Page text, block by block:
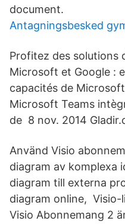
document.
Antagningsbesked
Profitez des solutions
Microsoft et Google :
capacités de
Microsoft Teams
de 8 nov. 2014
Använd Visio
diagram av komplexa
diagram till externa
diagram online,
Visio Abonnemang 2